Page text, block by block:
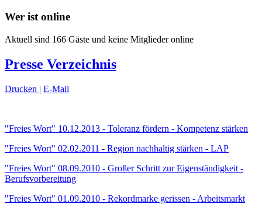
Wer ist online
Aktuell sind 166 Gäste und keine Mitglieder online
Presse Verzeichnis
Drucken | E-Mail
"Freies Wort" 10.12.2013 - Toleranz fördern - Kompetenz stärken
"Freies Wort" 02.02.2011 - Region nachhaltig stärken - LAP
"Freies Wort" 08.09.2010 - Großer Schritt zur Eigenständigkeit -
Berufsvorbereitung
"Freies Wort" 01.09.2010 - Rekordmarke gerissen - Arbeitsmarkt